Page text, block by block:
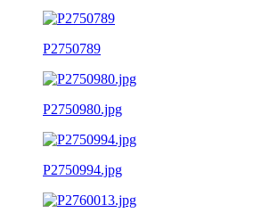
P2750789
P2750980.jpg
P2750994.jpg